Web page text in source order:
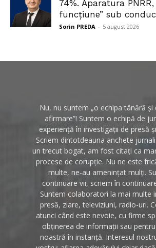
74%. Aparatura
funcțiune” sub
Sorin PREDA - 5 august 2026
Nu, nu suntem „o echipa tânără și
afirmare”! Suntem o echipă de
experiență în investigații de presă
Scriem dintotdeauna anchete
un trecut bogat, am fost citați ca
procese de corupție. Nu ne este
multe, ne-au amenințat mulți.
continuare vii, scriem în
Suntem colaboratori la mai multe
presă, ziare, televiziuni, radio-uri.
atunci când este nevoie, cu firme
obținerea de informații sau
noastră în instanță. Interesul